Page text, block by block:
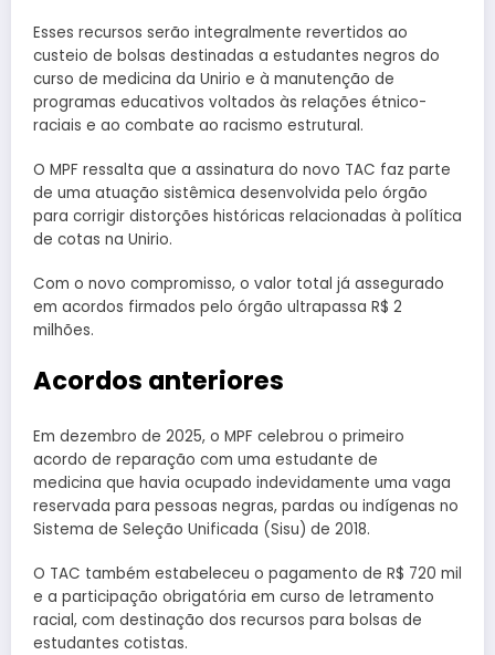
Esses recursos serão integralmente revertidos ao
custeio de bolsas destinadas a estudantes negros do
curso de medicina da Unirio e à manutenção de
programas educativos voltados às relações étnico-
raciais e ao combate ao racismo estrutural.
O MPF ressalta que a assinatura do novo TAC faz parte
de uma atuação sistêmica desenvolvida pelo órgão
para corrigir distorções históricas relacionadas à política
de cotas na Unirio.
Com o novo compromisso, o valor total já assegurado
em acordos firmados pelo órgão ultrapassa R$ 2
milhões.
Acordos anteriores
Em dezembro de 2025, o MPF celebrou o primeiro
acordo de reparação com uma estudante de
medicina que havia ocupado indevidamente uma vaga
reservada para pessoas negras, pardas ou indígenas no
Sistema de Seleção Unificada (Sisu) de 2018.
O TAC também estabeleceu o pagamento de R$ 720 mil
e a participação obrigatória em curso de letramento
racial, com destinação dos recursos para bolsas de
estudantes cotistas.